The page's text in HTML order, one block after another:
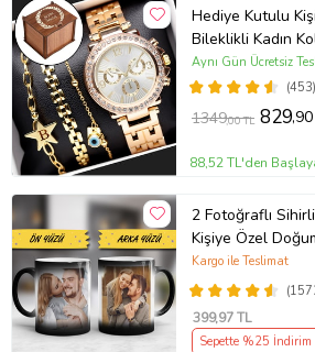
Hediye Kutulu
Bileklikli Kadın Kol Saati Özel
Kutusunda (Gold)
(453)
Aynı Gün Ücretsiz
1349,00 TL 829
88,52 TL'den
2 Fotoğraflı
Kişiye Özel
Sevgiliye Hediye
Ablaya Abiye Kız
Arkadaşa Resimli
Hediyesi
Kargo ile Teslimat
399,97 TL
Sepette %25 İndirim